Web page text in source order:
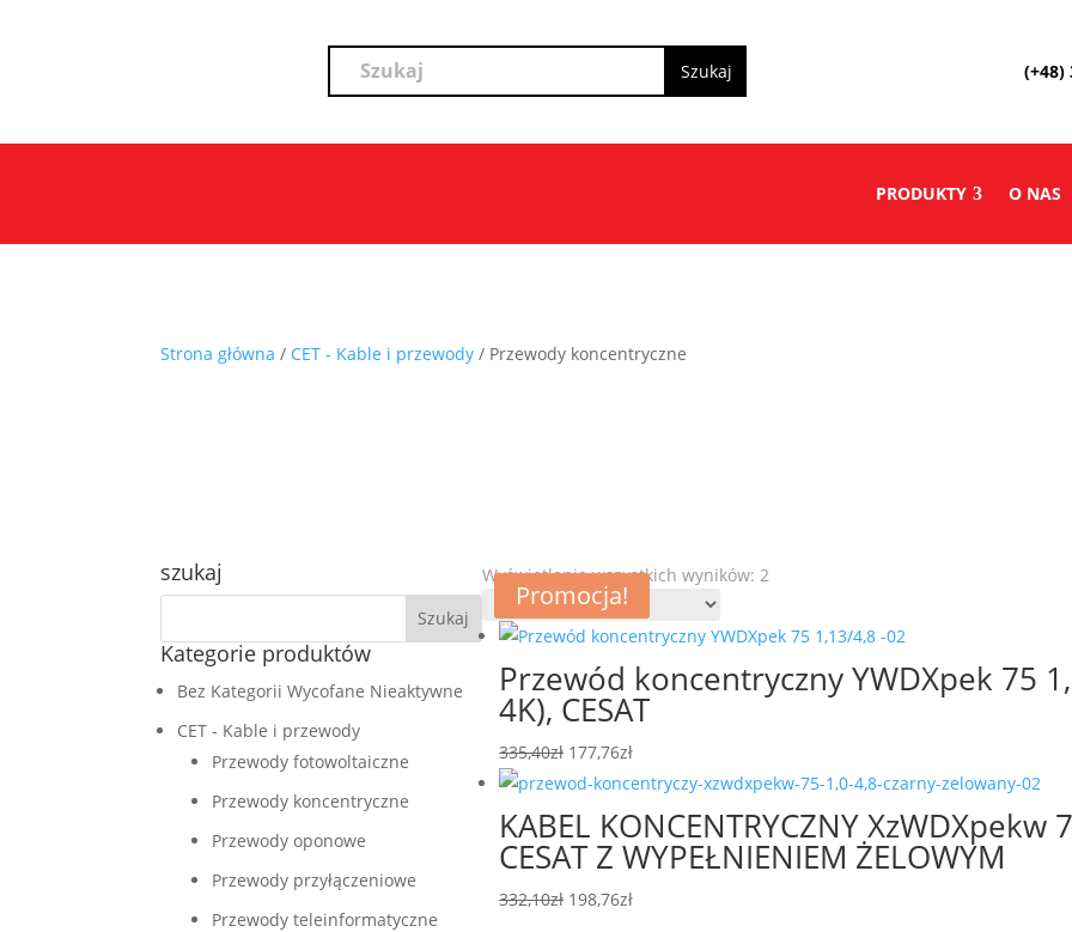
(+48)
PRODUKTY O NAS
Strona główna / CET - Kable i przewody / Przewody koncentryczne
szukaj
Kategorie produktów
Bez Kategorii Wycofane Nieaktywne
CET - Kable i przewody
Przewody fotowoltaiczne
Przewody koncentryczne
Przewody oponowe
Przewody przyłączeniowe
Przewody teleinformatyczne
Wyświetlanie wszystkich wyników: 2
najnowszych
Promocja!
Przewód koncentryczny YWDXpek 75
4K), CESAT
335,40zł Pierwotna
cena
wynosiła:
335,40zł.
177,76złAktualna
cena
wynosi:
177,76zł.
Promocja!
KABEL KONCENTRYCZNY
CESAT Z WYPEŁNIENIEM ŻELOWYM
332,10zł Pierwotna
198,76złAktualna